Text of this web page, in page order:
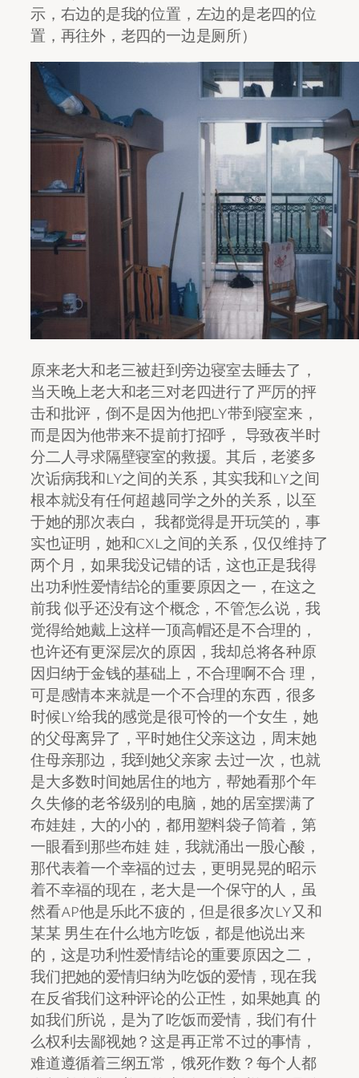
示，右边的是我的位置，左边的是老四的位
置，再往外，老四的一边是厕所）
原来老大和老三被赶到旁边寝室去睡去了，
当天晚上老大和老三对老四进行了严厉的抨
击和批评，倒不是因为他把LY带到寝室来，
而是因为他带来不提前打招呼， 导致夜半时
分二人寻求隔壁寝室的救援。其后，老婆多
次诟病我和LY之间的关系，其实我和LY之间
根本就没有任何超越同学之外的关系，以至
于她的那次表白， 我都觉得是开玩笑的，事
实也证明，她和CXL之间的关系，仅仅维持了
两个月，如果我没记错的话，这也正是我得
出功利性爱情结论的重要原因之一，在这之
前我 似乎还没有这个概念，不管怎么说，我
觉得给她戴上这样一顶高帽还是不合理的，
也许还有更深层次的原因，我却总将各种原
因归纳于金钱的基础上，不合理啊不合 理，
可是感情本来就是一个不合理的东西，很多
时候LY给我的感觉是很可怜的一个女生，她
的父母离异了，平时她住父亲这边，周末她
住母亲那边，我到她父亲家 去过一次，也就
是大多数时间她居住的地方，帮她看那个年
久失修的老爷级别的电脑，她的居室摆满了
布娃娃，大的小的，都用塑料袋子筒着，第
一眼看到那些布娃 娃，我就涌出一股心酸，
那代表着一个幸福的过去，更明晃晃的昭示
着不幸福的现在，老大是一个保守的人，虽
然看AP他是乐此不疲的，但是很多次LY又和
某某 男生在什么地方吃饭，都是他说出来
的，这是功利性爱情结论的重要原因之二，
我们把她的爱情归纳为吃饭的爱情，现在我
在反省我们这种评论的公正性，如果她真 的
如我们所说，是为了吃饭而爱情，我们有什
么权利去鄙视她？这是再正常不过的事情，
难道遵循着三纲五常，饿死作数？每个人都